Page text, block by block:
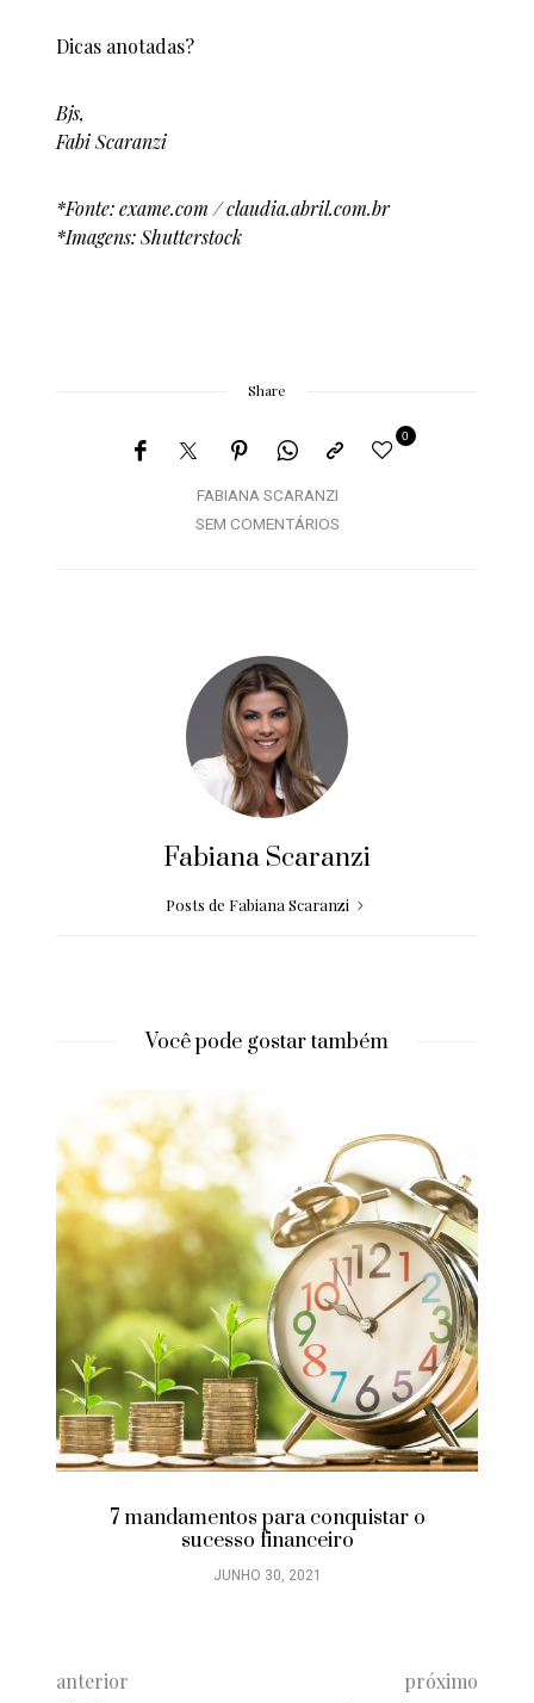
Dicas anotadas?
Bjs,
Fabi Scaranzi
*Fonte: exame.com / claudia.abril.com.br
*Imagens: Shutterstock
Share
FABIANA SCARANZI
0
SEM COMENTÁRIOS
Fabiana Scaranzi
Posts de Fabiana Scaranzi
Você pode gostar também
7 mandamentos para conquistar o
sucesso financeiro
JUNHO 30, 2021
anterior próximo